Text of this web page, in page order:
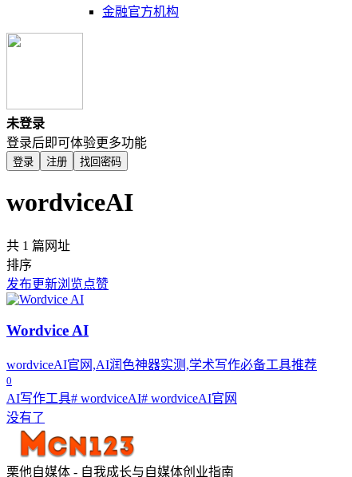
金融官方机构
未登录
登录后即可体验更多功能
登录 注册 找回密码
wordviceAI
共 1 篇网址
排序
发布更新浏览点赞
Wordvice AI
wordviceAI官网,AI润色神器实测,学术写作必备工具推荐
0
AI写作工具# wordviceAI# wordviceAI官网
没有了
栗他自媒体 - 自我成长与自媒体创业指南